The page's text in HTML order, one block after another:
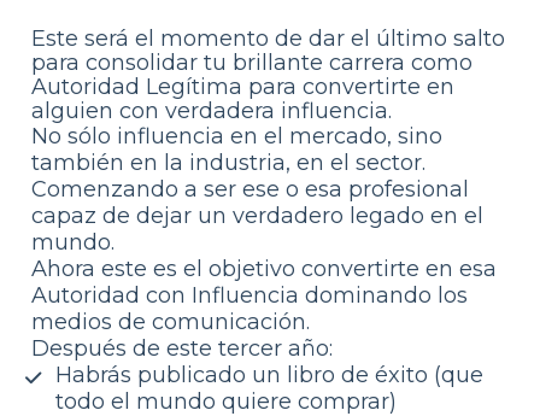
Este será el momento de dar el último salto
para consolidar tu brillante carrera como
Autoridad Legítima para convertirte en
alguien con verdadera influencia.
No sólo influencia en el mercado, sino
también en la industria, en el sector.
Comenzando a ser ese o esa profesional
capaz de dejar un verdadero legado en el
mundo.
Ahora este es el objetivo convertirte en esa
Autoridad con Influencia dominando los
medios de comunicación.
Después de este tercer año:
Habrás publicado un libro de éxito (que
todo el mundo quiere comprar)